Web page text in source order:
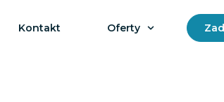
Kontakt Oferty